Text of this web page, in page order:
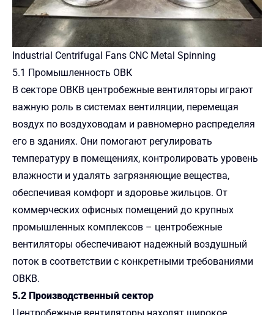
Industrial Centrifugal Fans CNC Metal Spinning
5.1 Промышленность ОВК
В секторе ОВКВ центробежные вентиляторы играют
важную роль в системах вентиляции, перемещая
воздух по воздуховодам и равномерно распределяя
его в зданиях. Они помогают регулировать
температуру в помещениях, контролировать уровень
влажности и удалять загрязняющие вещества,
обеспечивая комфорт и здоровье жильцов. От
коммерческих офисных помещений до крупных
промышленных комплексов – центробежные
вентиляторы обеспечивают надежный воздушный
поток в соответствии с конкретными требованиями
ОВКВ.
5.2 Производственный сектор